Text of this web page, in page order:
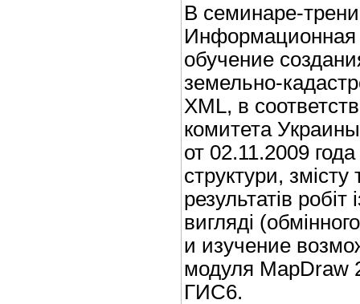
В семинаре-
Информационная
обучение
земельно-
XML, в
комитета
от 02.11.2009
структури,
результатів
вигляді
и изучение
модуля MapDraw
ГИС6.